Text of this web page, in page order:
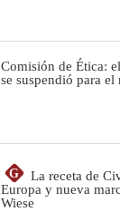
Comisión de Ética:
se suspendió para el
G
La receta de
Europa y nueva
Wiese